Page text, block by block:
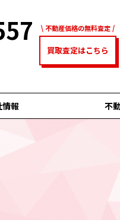
不動産価格の無料査定
買取査定はこちら
情報 不